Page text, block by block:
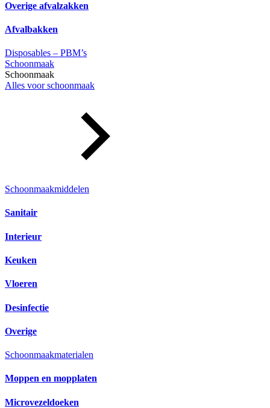
Overige afvalzakken
Afvalbakken
Disposables – PBM’s
Schoonmaak
Schoonmaak
Alles voor schoonmaak
Schoonmaakmiddelen
Sanitair
Interieur
Keuken
Vloeren
Desinfectie
Overige
Schoonmaakmaterialen
Moppen en mopplaten
Microvezeldoeken